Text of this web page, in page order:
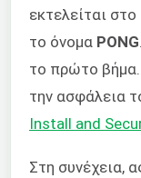
εκτελείται στο
το όνομα PONG
το πρώτο βήμα.
την ασφάλεια
Install and
Στη συνέχεια,